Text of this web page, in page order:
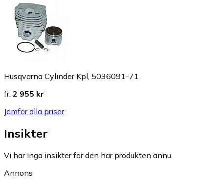
Husqvarna Cylinder Kpl, 5036091-71
fr. 2 955 kr
Jämför alla priser
Insikter
Vi har inga insikter för den här produkten ännu.
Annons